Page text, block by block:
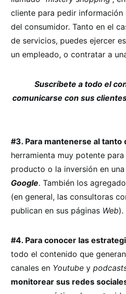
cliente para pedir
del consumidor. Tanto en el
de servicios, puedes ejercer
un empleado, o contratar a
Suscríbete a todo el
comunicarse con sus
#3. Para mantenerse al
herramienta muy potente
producto o la inversión en
Google. También los
(en general, las consultoras
publican en sus páginas Web).
#4. Para conocer las
todo el contenido que
canales en Youtube y
monitorear sus redes